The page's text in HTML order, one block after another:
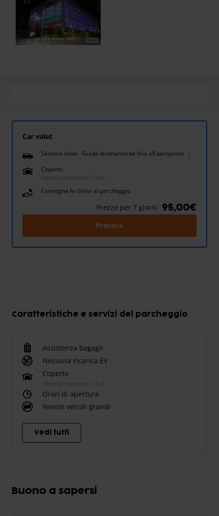
1/1
Car valet
Servizio valet - Guida direttamente fino all'aeroporto
Coperto
Altezza massima 1.9 m.
Consegna le chiavi al parcheggio
Prezzo per 7 giorni 95,00€
Prenota
Caratteristiche e servizi del parcheggio
Assistenza bagagli
Nessuna ricarica EV
Coperto
Altezza massima 1.9 m.
Orari di apertura
Niente veicoli grandi
Vedi tutti
Buono a sapersi